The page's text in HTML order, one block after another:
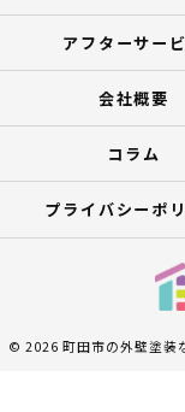
アフターサー
会社概要
コラム
プライバシーポ
© 2026 町田市の外壁塗装